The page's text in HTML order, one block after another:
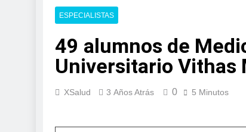
ISDIN
Minions
1 Semana Atrás
La
1 Semana Atrás
Aprobado
ESPECIALISTAS
49 alumnos de
Universitario Vithas
XSalud 3 Años Atrás 0 5 Minutos